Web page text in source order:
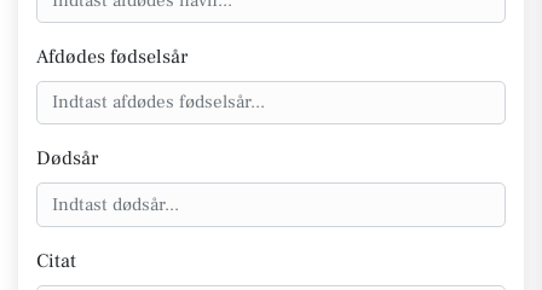
Afdødes fødselsår
Dødsår
Citat